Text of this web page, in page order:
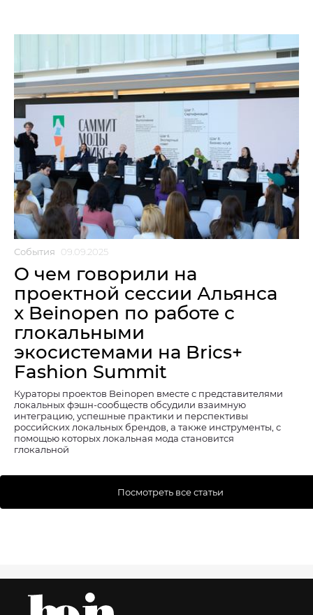
События 09.09.2025
О чем говорили на
проектной сессии Альянса
x Beinopen по работе с
глокальными
экосистемами на Brics+
Fashion Summit
Кураторы проектов Beinopen вместе с представителями
локальных фэшн-сообществ обсудили взаимную
интеграцию, успешные практики и перспективы
российских локальных брендов, а также инструменты, с
помощью которых локальная мода становится
глокальной
Посмотреть все статьи